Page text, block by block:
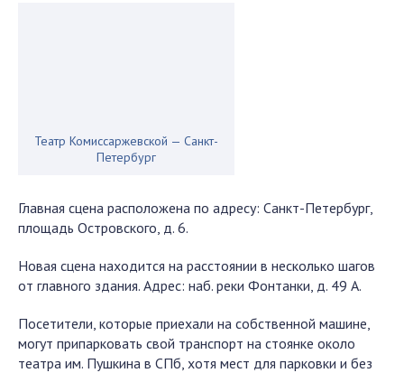
Театр Комиссаржевской — Санкт-
Петербург
Главная сцена расположена по адресу: Санкт-Петербург,
площадь Островского, д. 6.
Новая сцена находится на расстоянии в несколько шагов
от главного здания. Адрес: наб. реки Фонтанки, д. 49 А.
Посетители, которые приехали на собственной машине,
могут припарковать свой транспорт на стоянке около
театра им. Пушкина в СПб, хотя мест для парковки и без